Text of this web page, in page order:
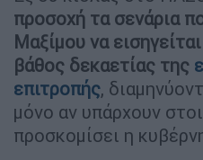
προσοχή τα σενάρια
Μαξίμου να
βάθος δεκαετίας της
επιτροπής,
μόνο αν υπάρχουν
προσκομίσει η